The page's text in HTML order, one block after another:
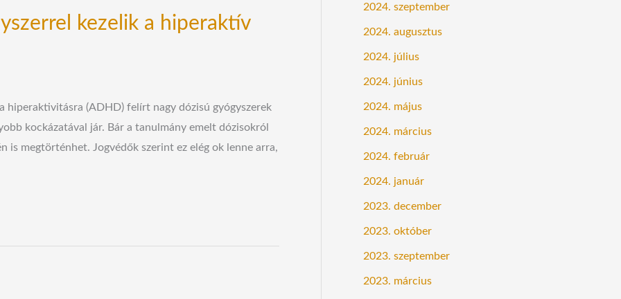
kezelik a hiperaktív
hiperaktivitásra (ADHD) felírt nagy dózisú gyógyszerek
kockázatával jár. Bár a tanulmány emelt dózisokról
is megtörténhet. Jogvédők szerint ez elég ok lenne arra,
2024. szeptember
2024. augusztus
2024. július
2024. június
2024. május
2024. március
2024. február
2024. január
2023. december
2023. október
2023. szeptember
2023. március